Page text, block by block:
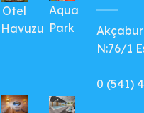
Otel
Havuzu
Aqua
Park
N:76/1
0 (541)